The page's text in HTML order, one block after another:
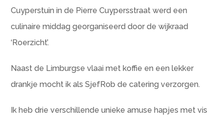
Cuyperstuin in de Pierre Cuypersstraat werd een
culinaire middag georganiseerd door de wijkraad
‘Roerzicht’.
Naast de Limburgse vlaai met koffie en een lekker
drankje mocht ik als SjefRob de catering verzorgen.
Ik heb drie verschillende unieke amuse hapjes met vis